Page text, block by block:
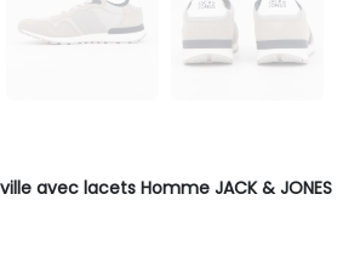
avec lacets Homme JACK & JONES